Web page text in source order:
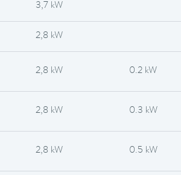
3,7 kW
2,8 kW
2,8 kW 0.2 kW
2,8 kW 0.3 kW
2,8 kW 0.5 kW